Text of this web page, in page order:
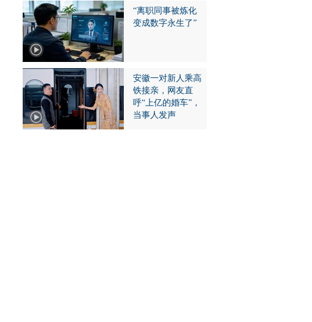
“离职同事被炼化
变成数字永生了”
安徽一对新人乘高
铁接亲，网友直
呼“上亿的婚车”，
当事人发声